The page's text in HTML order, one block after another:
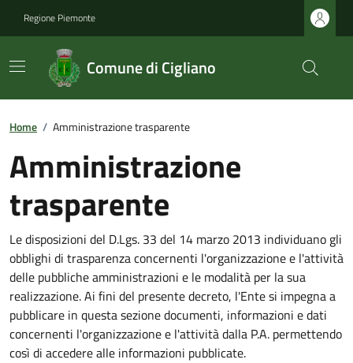
Regione Piemonte
Comune di Cigliano
Home / Amministrazione trasparente
Amministrazione
trasparente
Le disposizioni del D.Lgs. 33 del 14 marzo 2013 individuano gli
obblighi di trasparenza concernenti l'organizzazione e l'attività
delle pubbliche amministrazioni e le modalità per la sua
realizzazione. Ai fini del presente decreto, l'Ente si impegna a
pubblicare in questa sezione documenti, informazioni e dati
concernenti l'organizzazione e l'attività dalla P.A. permettendo
così di accedere alle informazioni pubblicate.